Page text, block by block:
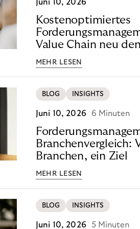
Juni 10, 2026
Kostenoptimiertes
Value Chain neu
MEHR LESEN
BLOG INSIGHTS
Juni 10, 2026 6 Minuten
Branchenvergleich:
Branchen, ein Ziel
MEHR LESEN
BLOG INSIGHTS
Juni 10, 2026 5 Minuten